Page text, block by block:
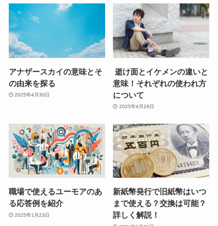
アナザースカイの意味とそ
の由来を探る
2025年4月30日
逝け面とイケメンの違いと
意味！それぞれの使われ方
について
2025年4月29日
職場で使えるユーモアのあ
る応答例を紹介
2025年1月23日
新紙幣発行で旧紙幣はいつ
まで使える？交換は可能？
詳しく解説！